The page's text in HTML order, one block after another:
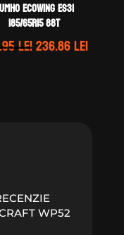
ECOWING ES31
185/65R15 88T
leiPrețul
236.86leiPrețul
WP52